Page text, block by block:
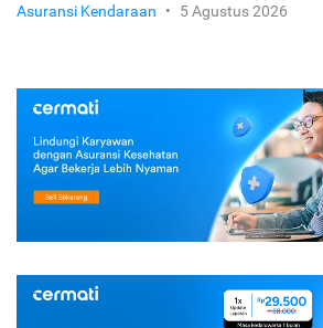
Asuransi Kendaraan • 5 Agustus 2026